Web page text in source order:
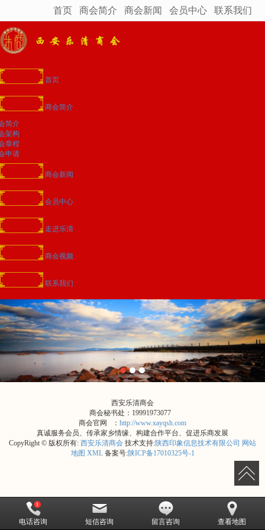
很遗憾，因您的浏览器版本过低导致无法获得最佳浏览体验，推荐下载安装谷歌浏览器！
首页 商会简介 商会新闻 会员中心 联系我们
首页
商会简介
简介
架构
章程
申请
商会新闻
会员中心
走进乐清
商会视频
联系我们
西安乐清商会
商会秘书处：19991973077
商会官网 ： http://www.xayqsh.com
真诚服务会员、传承家乡情缘、构建合作平台、促进乐商发展
CopyRight © 版权所有: 西安乐清商会 技术支持:陕西印象信息技术有限公司 网站
地图 XML备案号:陕ICP备17010325号-1
电话咨询 短信咨询 留言咨询 查看地图